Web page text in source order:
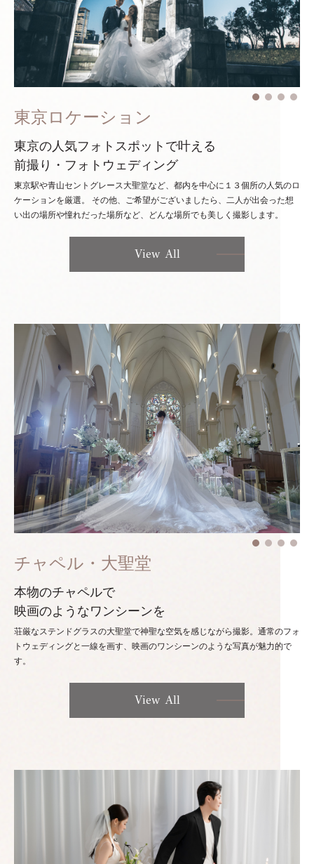
東京ロケーション
東京の人気フォトスポットで叶える
前撮り・フォトウェディング
東京駅や青山セントグレース大聖堂など、都内を中心に１３個所の人気のロ
ケーションを厳選。 その他、ご希望がございましたら、二人が出会った想
い出の場所や憧れだった場所など、どんな場所でも美しく撮影します。
View All
チャペル・大聖堂
本物のチャペルで
映画のようなワンシーンを
荘厳なステンドグラスの大聖堂で神聖な空気を感じながら撮影。通常のフォ
トウェディングと一線を画す、映画のワンシーンのような写真が魅力的で
す。
View All